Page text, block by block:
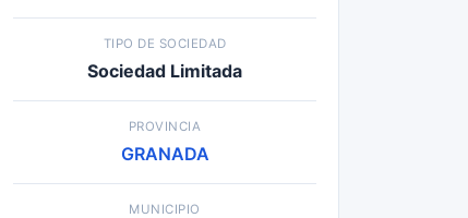
TIPO DE SOCIEDAD
Sociedad Limitada
PROVINCIA
GRANADA
MUNICIPIO